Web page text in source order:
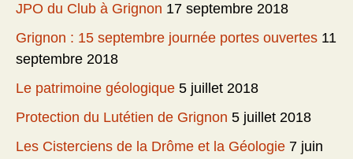
JPO du Club à Grignon 17 septembre 2018
Grignon : 15 septembre journée portes ouvertes 11
septembre 2018
Le patrimoine géologique 5 juillet 2018
Protection du Lutétien de Grignon 5 juillet 2018
Les Cisterciens de la Drôme et la Géologie 7 juin